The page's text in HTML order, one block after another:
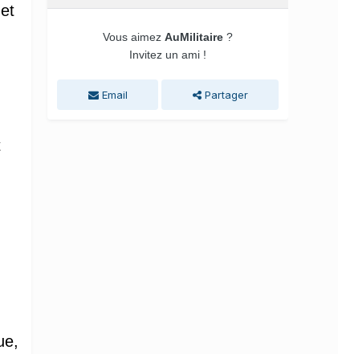
Vous aimez AuMilitaire ?
Invitez un ami !
Email Partager